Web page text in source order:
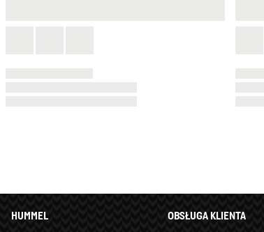
HUMMEL OBSŁUGA KLIENTA